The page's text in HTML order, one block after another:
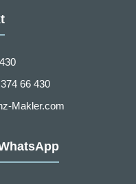
66 430
Makler.com